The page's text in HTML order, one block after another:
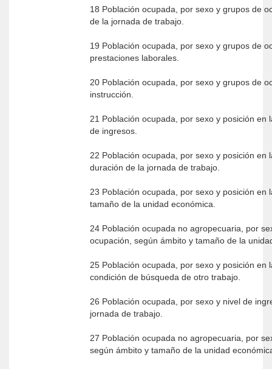
18 Población ocupada, por sexo y grupos de
de la jornada de trabajo.
19 Población ocupada, por sexo y grupos de
prestaciones laborales.
20 Población ocupada, por sexo y grupos de
instrucción.
21 Población ocupada, por sexo y posición en
de ingresos.
22 Población ocupada, por sexo y posición en
duración de la jornada de trabajo.
23 Población ocupada, por sexo y posición en
tamaño de la unidad económica.
24 Población ocupada no agropecuaria, por
ocupación, según ámbito y tamaño de la
25 Población ocupada, por sexo y posición en
condición de búsqueda de otro trabajo.
26 Población ocupada, por sexo y nivel de
jornada de trabajo.
27 Población ocupada no agropecuaria, por
según ámbito y tamaño de la unidad